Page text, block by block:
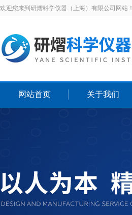
欢迎您来到研熠科学仪器（上海）有限公司网站！
网站首页 关于我们